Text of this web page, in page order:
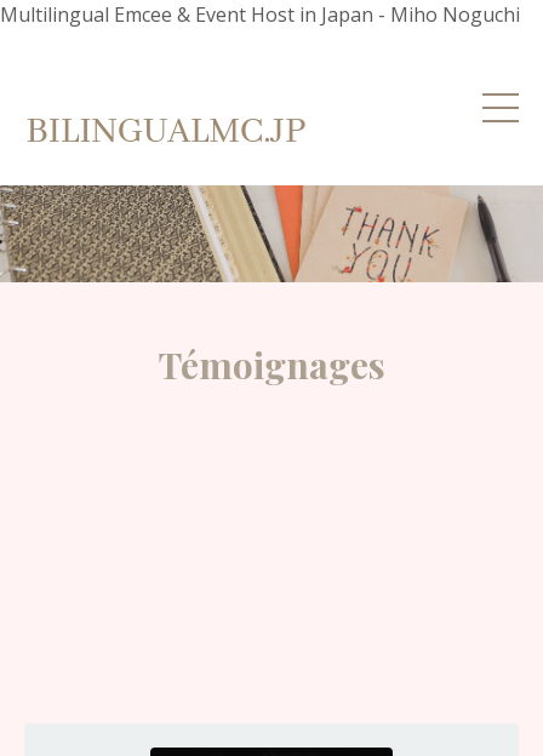
Multilingual Emcee & Event Host in Japan - Miho Noguchi
Témoignages